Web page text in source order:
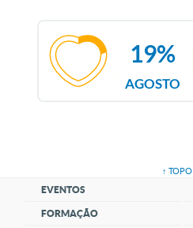
AGOSTO
19%
↑ TOPO
EVENTOS
FORMAÇÃO